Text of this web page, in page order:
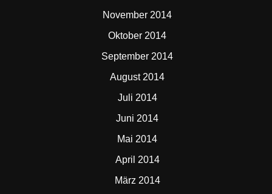
November 2014
Oktober 2014
September 2014
August 2014
Juli 2014
Juni 2014
Mai 2014
April 2014
März 2014